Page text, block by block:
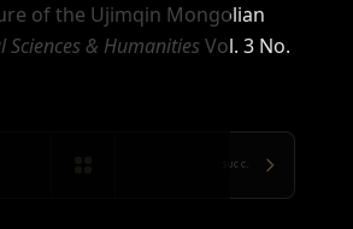
of the Ujimqin Mongolian
Sciences & Humanities Vol. 3 No.
SUCC.